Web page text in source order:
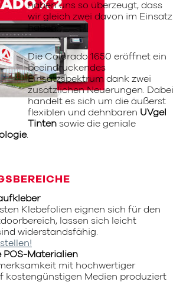
haben uns so überzeugt, dass
wir gleich zwei davon im Einsatz
haben.
Die Colorado 1650 eröffnet ein
beeindruckendes
Einsatzspektrum dank zwei
zusätzlichen Neuerungen. Dabei
handelt es sich um die äußerst
flexiblen und dehnbaren UVgel
Tintensowie die geniale
.
Klebefolien eignen sich für den
lassen sich leicht
widerstandsfähig.
POS-Materialien
mit hochwertiger
kostengünstigen Medien produziert